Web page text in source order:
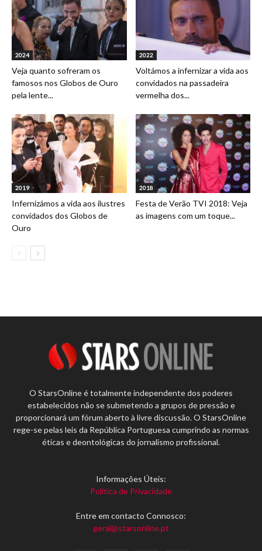
2024
Veja quanto sofreram os
famosos nos Globos de Ouro
pela lente...
2022
Voltámos a infernizar a vida aos
convidados na passadeira
vermelha dos...
2019
Infernizámos a vida aos ilustres
convidados dos Globos de
Ouro
2018
Festa de Verão TVI 2018: Veja
as imagens com um toque...
O StarsOnline é totalmente independente dos poderes
estabelecidos não se submetendo a grupos de pressão e
proporcionará um fórum aberto à livre discussão. O StarsOnline
rege-se pelas leis da República Portuguesa cumprindo as normas
éticas e deontológicas do jornalismo profissional.
Informações Úteis:
Política de Privacidade
Entre em contacto Connosco:
geral@starsonline.pt